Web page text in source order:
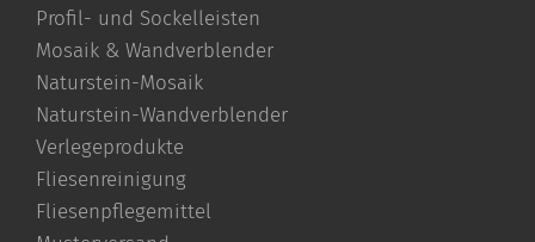
Profil- und Sockelleisten
Mosaik & Wandverblender
Naturstein-Mosaik
Naturstein-Wandverblender
Verlegeprodukte
Fliesenreinigung
Fliesenpflegemittel